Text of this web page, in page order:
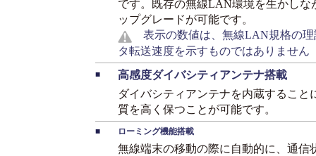
です。既存の無線LAN環境を生かし
ップグレードが可能です。
表示の数値は、無線LAN規格の
タ転送速度を示すものではありません
■
高感度ダイバシティアンテナ搭載
ダイバシティアンテナを内蔵するこ
質を高く保つことが可能です。
■ ローミング機能搭載
無線端末の移動の際に自動的に、通信